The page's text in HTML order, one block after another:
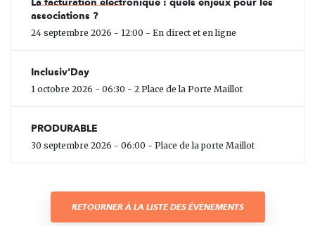
associations ?
24 septembre 2026 - 12:00 - En direct et en ligne
Inclusiv'Day
1 octobre 2026 - 06:30 - 2 Place de la Porte Maillot
PRODURABLE
30 septembre 2026 - 06:00 - Place de la porte Maillot
RETOURNER À LA LISTE DES ÉVÈNEMENTS